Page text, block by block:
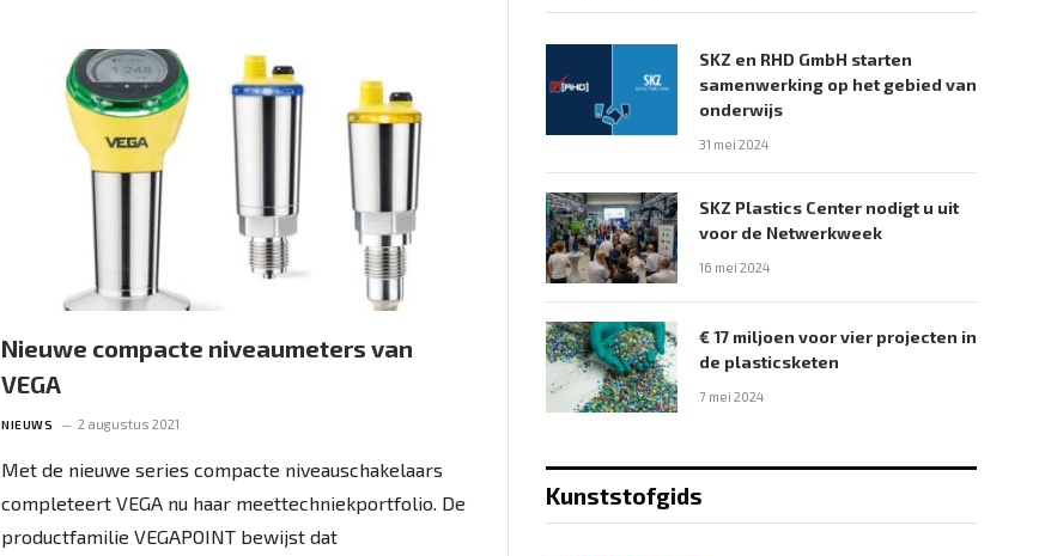
Nieuwe compacte niveaumeters van
VEGA
NIEUWS 2 augustus 2021
Met de nieuwe series compacte niveauschakelaars
completeert VEGA nu haar meettechniekportfolio. De
productfamilie VEGAPOINT bewijst dat
SKZ en RHD GmbH starten
samenwerking op het gebied van
onderwijs
31 mei 2024
SKZ Plastics Center nodigt u uit
voor de Netwerkweek
16 mei 2024
€ 17 miljoen voor vier projecten in
de plasticsketen
7 mei 2024
Kunststofgids